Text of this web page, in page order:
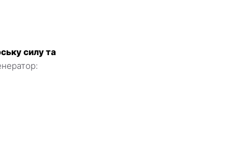
силу та